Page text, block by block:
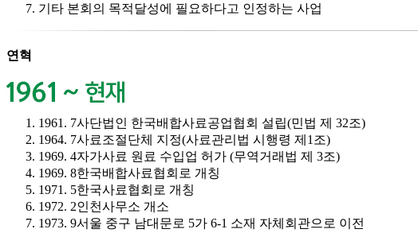
기타 본회의 목적달성에 필요하다고 인정하는 사업
연혁
1961. 7사단법인 한국배합사료공업협회 설립(민법 제 32조)
1964. 7사료조절단체 지정(사료관리법 시행령 제1조)
1969. 4자가사료 원료 수입업 허가 (무역거래법 제 3조)
1969. 8한국배합사료협회로 개칭
1971. 5한국사료협회로 개칭
1972. 2인천사무소 개소
1973. 9서울 중구 남대문로 5가 6-1 소재 자체회관으로 이전